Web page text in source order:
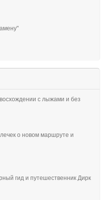
с лыжами и без
о новом маршруте и
гид и путешественник Дирк